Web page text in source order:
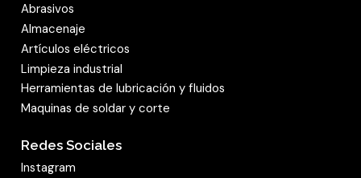
Abrasivos
Almacenaje
Artículos eléctricos
Limpieza industrial
Herramientas de lubricación y fluidos
Maquinas de soldar y corte
Redes Sociales
Instagram